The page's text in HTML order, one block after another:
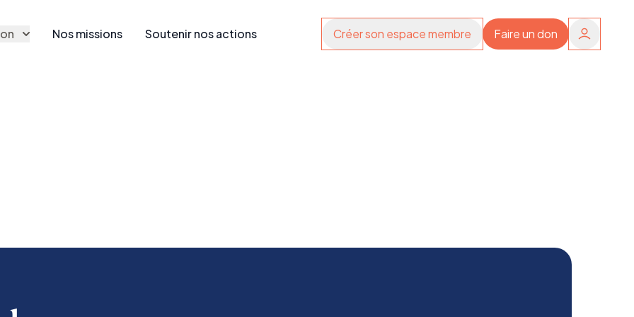
Créer son espace membre Faire un don
Nos missions Soutenir nos actions